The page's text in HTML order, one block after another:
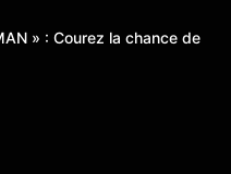
» : Courez la chance de